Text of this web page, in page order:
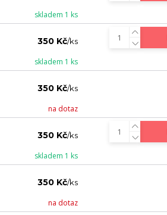
skladem 1 ks
350 Kč/ks
skladem 1 ks
350 Kč/ks
na dotaz
350 Kč/ks
skladem 1 ks
350 Kč/ks
na dotaz